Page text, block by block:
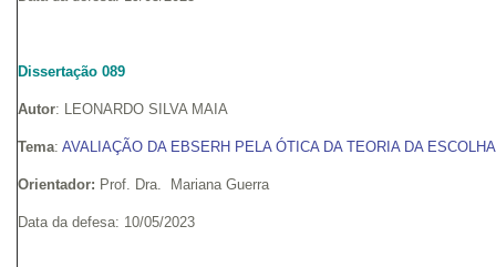
Dissertação 089
Autor: LEONARDO SILVA MAIA
Tema: AVALIAÇÃO DA EBSERH PELA ÓTICA DA TEORIA DA
Orientador: Prof. Dra. Mariana Guerra
Data da defesa: 10/05/2023